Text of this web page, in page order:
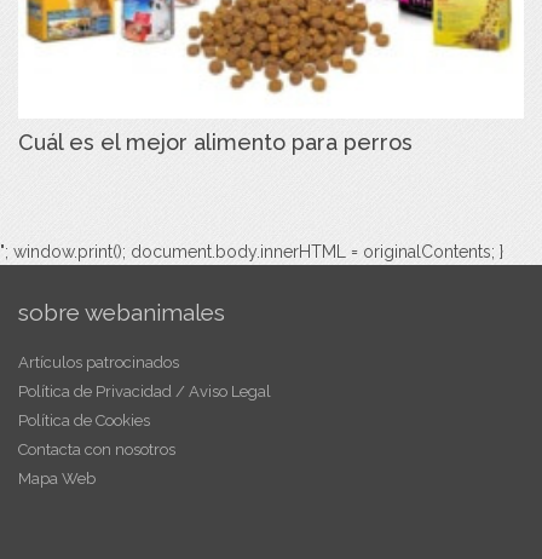
Cuál es el mejor alimento para perros
"; window.print(); document.body.innerHTML = originalContents; }
sobre webanimales
Artículos patrocinados
Política de Privacidad / Aviso Legal
Política de Cookies
Contacta con nosotros
Mapa Web